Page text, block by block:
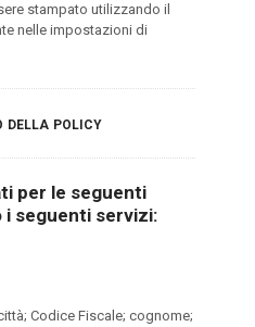
stampato utilizzando il
nelle impostazioni di
della policy
per le seguenti
seguenti servizi:
Codice Fiscale; cognome;